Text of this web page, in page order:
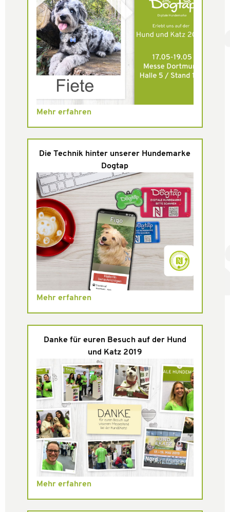
Mehr erfahren
Die Technik hinter unserer Hundemarke
Dogtap
Mehr erfahren
Danke für euren Besuch auf der Hund
und Katz 2019
Mehr erfahren